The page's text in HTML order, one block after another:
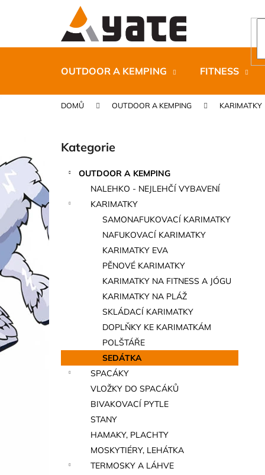
OUTDOOR A KEMPING FITNESS
DOMŮ OUTDOOR A KEMPING KARIMATKY
r
a
n
a
n
e
l
Přeskočit
kategorie
Kategorie
OUTDOOR A KEMPING
NALEHKO - NEJLEHČÍ VYBAVENÍ
KARIMATKY
SAMONAFUKOVACÍ KARIMATKY
NAFUKOVACÍ KARIMATKY
KARIMATKY EVA
PĚNOVÉ KARIMATKY
KARIMATKY NA FITNESS A JÓGU
KARIMATKY NA PLÁŽ
SKLÁDACÍ KARIMATKY
DOPLŇKY KE KARIMATKÁM
POLŠTÁŘE
SEDÁTKA
SPACÁKY
VLOŽKY DO SPACÁKŮ
BIVAKOVACÍ PYTLE
STANY
HAMAKY, PLACHTY
MOSKYTIÉRY, LEHÁTKA
TERMOSKY A LÁHVE
í
do
do
CARNOSPORT GEL 100 ML
899 Kč